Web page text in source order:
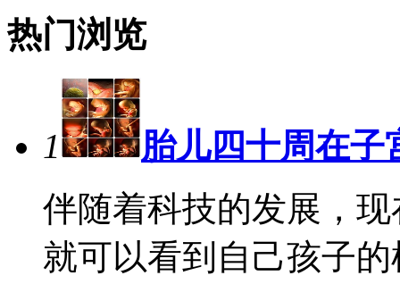
热门浏览
1
胎儿四十周在子
伴随着科技的发展，
就可以看到自己孩子